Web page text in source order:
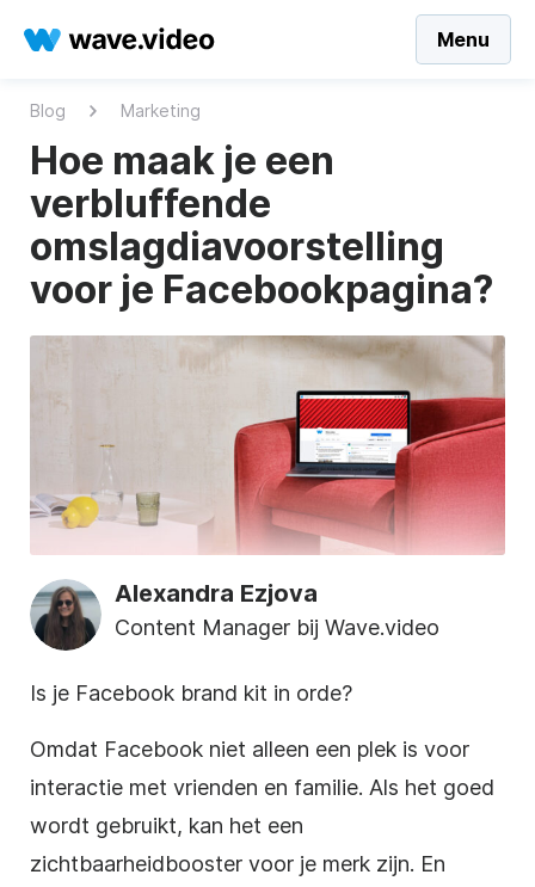
Menu
Blog Marketing
Hoe maak je een
verbluffende
omslagdiavoorstelling
voor je Facebookpagina?
Alexandra Ezjova
Content Manager bij Wave.video
Is je Facebook brand kit in orde?
Omdat Facebook niet alleen een plek is voor
interactie met vrienden en familie. Als het goed
wordt gebruikt, kan het een
zichtbaarheidbooster voor je merk zijn. En